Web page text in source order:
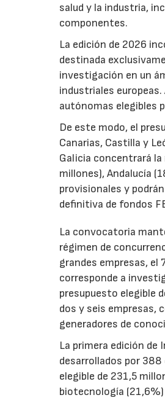
salud y la industria,
componentes.
La edición de 2026
destinada
investigación en un
industriales
autónomas elegibles
De este modo, el
Canarias, Castilla y
Galicia concentrará
millones), Andalucía
provisionales y
definitiva de fondos
La convocatoria
régimen de
grandes empresas, el
corresponde a
presupuesto elegible
dos y seis empresas,
generadores de
La primera edición
desarrollados por
elegible de 231,5
biotecnología